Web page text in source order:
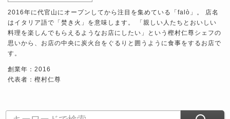
2016年に代官山にオープンしてから注目を集めている「falò」。 店名
はイタリア語で「焚き火」を意味します。 「親しい人たちとおいしい
料理を楽しんでもらえるようなお店にしたい」という樫村仁尊シェフの
思いから、お店の中央に炭火台をぐるりと囲うように食事をするお店で
す。
創業年：2016
代表者：樫村仁尊